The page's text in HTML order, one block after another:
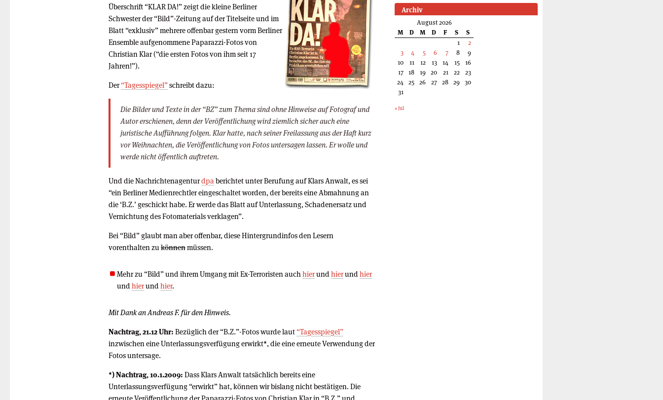
Überschrift “KLAR DA!” zeigt die kleine Berliner
Schwester der “Bild”-Zeitung auf der Titelseite und im
Blatt “exklusiv” mehrere offenbar gestern vorm Berliner
Ensemble aufgenommene Paparazzi-Fotos von
Christian Klar (“die ersten Fotos von ihm seit 17
Jahren!”).
Der“Tagesspiegel”schreibt dazu:
Die Bilder und Texte in der “BZ” zum Thema sind ohne Hinweise auf Fotograf und
Autor erschienen, denn der Veröffentlichung wird ziemlich sicher auch eine
juristische Aufführung folgen. Klar hatte, nach seiner Freilassung aus der Haft kurz
vor Weihnachten, die Veröffentlichung von Fotos untersagen lassen. Er wolle und
werde nicht öffentlich auftreten.
Und die Nachrichtenagenturdpa berichtet unter Berufung auf Klars Anwalt, es sei
“ein Berliner Medienrechtler eingeschaltet worden, der bereits eine Abmahnung an
die ‘B.Z.’ geschickt habe. Er werde das Blatt auf Unterlassung, Schadenersatz und
Vernichtung des Fotomaterials verklagen”.
Bei “Bild” glaubt man aber offenbar, diese Hintergrundinfos den Lesern
vorenthalten zu könnenmüssen.
Mehr zu “Bild” und ihrem Umgang mit Ex-Terroristen auch hierund hierund hier
und hierund hier.
Mit Dank an Andreas F. für den Hinweis.
Nachtrag, 21.12 Uhr: Bezüglich der “B.Z.”-Fotos wurde laut “Tagesspiegel”
inzwischen eine Unterlassungsverfügung erwirkt*, die eine erneute Verwendung der
Fotos untersage.
*) Nachtrag, 10.1.2009: Dass Klars Anwalt tatsächlich bereits eine
Unterlassungsverfügung “erwirkt” hat, können wir bislang nicht bestätigen. Die
erneute Veröffentlichung der Paparazzi-Fotos von Christian Klar in “B.Z.” und
Archiv
August 2026
M
D M D F S
S
1
2
3
4 5 6 7 8
9
10
11 12 13 14 15
16
17 18 19 20 21 22
23
24 25 26 27 28 29 30
31
« Jul